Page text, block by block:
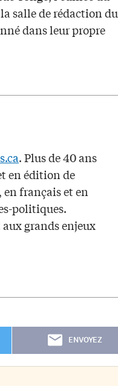
salle de rédaction du
dans leur propre
. Plus de 40 ans
en édition de
français et en
politiques.
grands enjeux
ENVOYEZ